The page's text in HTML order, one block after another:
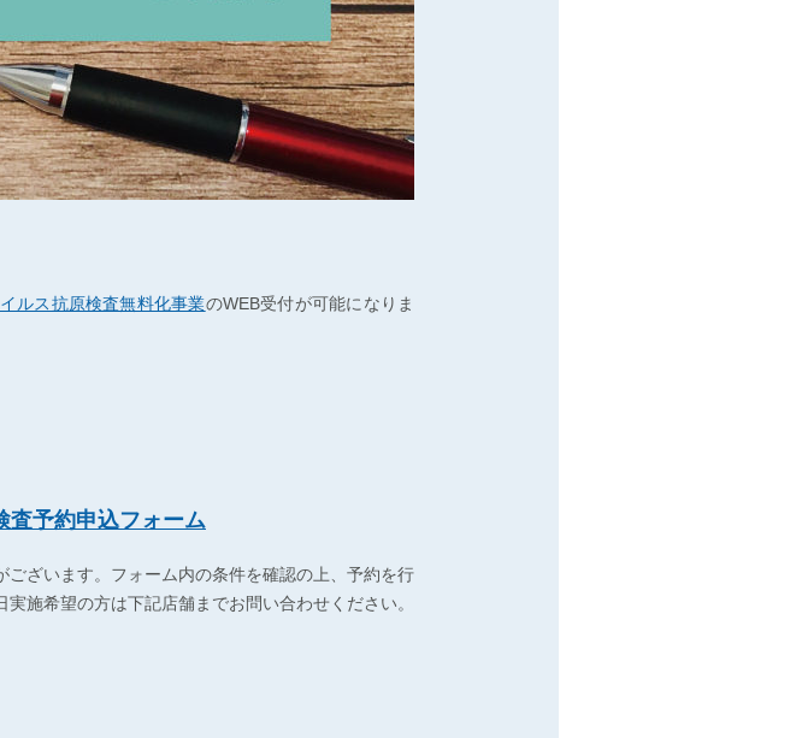
ルス抗原検査無料化事業のWEB受付が可能になりま
査予約申込フォーム
ざいます。フォーム内の条件を確認の上、予約を行
施希望の方は下記店舗までお問い合わせください。